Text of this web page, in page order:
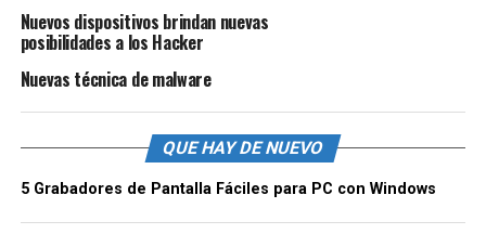
Nuevos dispositivos brindan nuevas
posibilidades a los Hacker
Nuevas técnica de malware
QUE HAY DE NUEVO
5 Grabadores de Pantalla Fáciles para PC con Windows